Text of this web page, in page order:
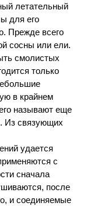
летательный
для его
Прежде всего
сосны или ели.
смолистых
только
в крайнем
называют еще
Из связующих
удается
с
сначала
после
и соединяемые